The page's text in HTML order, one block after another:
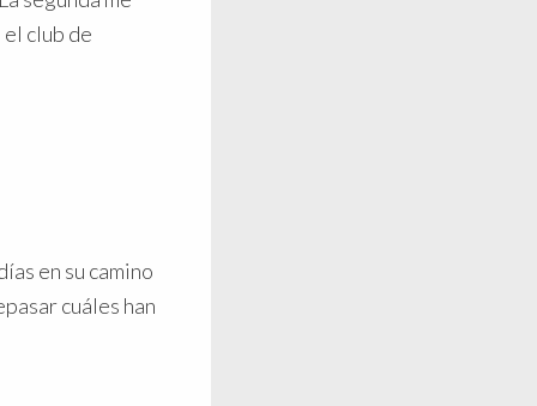
club de
en su camino
cuáles han